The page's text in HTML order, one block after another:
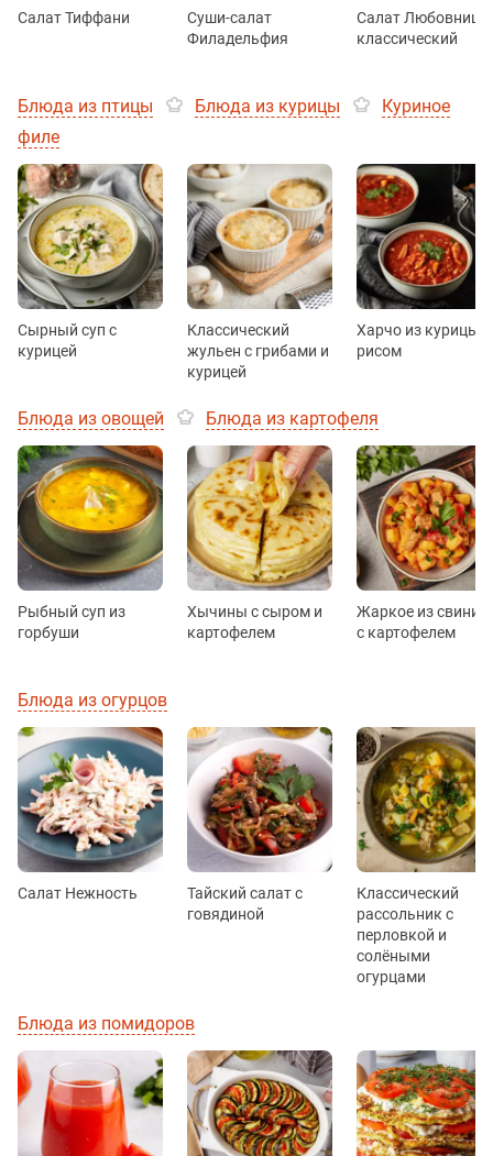
Салат Тиффани
Суши-салат
Филадельфия
Салат Любовница
классический
Блюда из птицы Блюда из курицы
Куриное
филе
Сырный суп с
курицей
Классический
жульен с грибами и
курицей
Харчо из курицы с
рисом
Блюда из овощей Блюда из картофеля
Рыбный суп из
горбуши
Хычины с сыром и
картофелем
Жаркое из
с картофелем
Блюда из огурцов
Салат Нежность
Тайский салат с
говядиной
Классический
рассольник с
перловкой и
солёными
огурцами
Блюда из помидоров